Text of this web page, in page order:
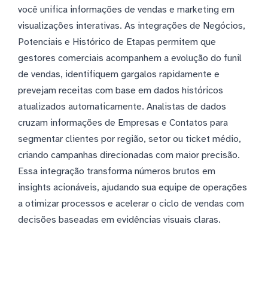
você unifica informações de vendas e marketing em
visualizações interativas. As integrações de Negócios,
Potenciais e Histórico de Etapas permitem que
gestores comerciais acompanhem a evolução do funil
de vendas, identifiquem gargalos rapidamente e
prevejam receitas com base em dados históricos
atualizados automaticamente. Analistas de dados
cruzam informações de Empresas e Contatos para
segmentar clientes por região, setor ou ticket médio,
criando campanhas direcionadas com maior precisão.
Essa integração transforma números brutos em
insights acionáveis, ajudando sua equipe de operações
a otimizar processos e acelerar o ciclo de vendas com
decisões baseadas em evidências visuais claras.